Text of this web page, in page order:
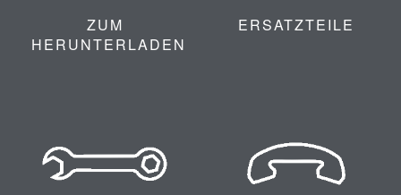
ZUM
HERUNTERLADEN
ERSATZTEILE